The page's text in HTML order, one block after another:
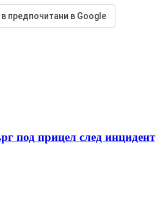
предпочитани в Google
под прицел след инцидент